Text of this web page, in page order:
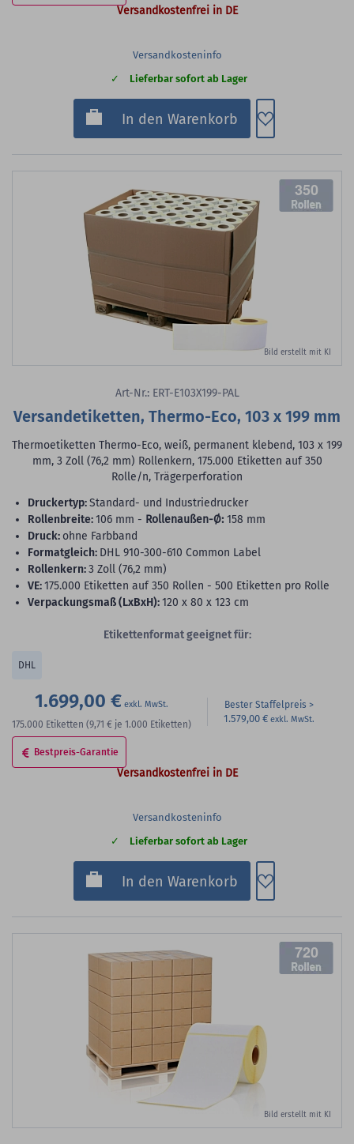
Versandkostenfrei in DE
Versandkosteninfo
Lieferbar sofort ab Lager
In den Warenkorb Zum
350
Bild erstellt mit KI
Art-Nr.: ERT-E103X199-PAL
Versandetiketten, Thermo-Eco, 103 x 199 mm
Thermoetiketten Thermo-Eco, weiß, permanent klebend, 103 x 199
mm, 3 Zoll (76,2 mm) Rollenkern, 175.000 Etiketten auf 350
Rolle/n, Trägerperforation
Druckertyp:Standard- und Industriedrucker
Rollenbreite:106 mm - Rollenaußen-Ø: 158 mm
Druck: ohne Farbband
Formatgleich: DHL 910-300-610 Common Label
Rollenkern:3 Zoll (76,2 mm)
VE:175.000 Etiketten auf 350 Rollen - 500 Etiketten pro Rolle
Verpackungsmaß (LxBxH):120 x 80 x 123 cm
Etikettenformat geeignet für:
DHL
1.699,00 €
175.000 Etiketten (9,71 € je 1.000 Etiketten)
Bester Staffelpreis
1.579,00 €
Bestpreis-Garantie
Versandkostenfrei in DE
Versandkosteninfo
Lieferbar sofort ab Lager
In den Warenkorb Zum
Bild erstellt mit KI
720